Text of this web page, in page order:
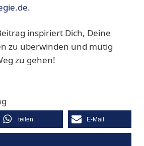
.
inspiriert Dich, Deine
zu überwinden und mutig
zu gehen!
teilen E-Mail